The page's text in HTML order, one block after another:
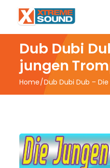
Dub Dubi
jungen
Home Dub Dubi Dub –